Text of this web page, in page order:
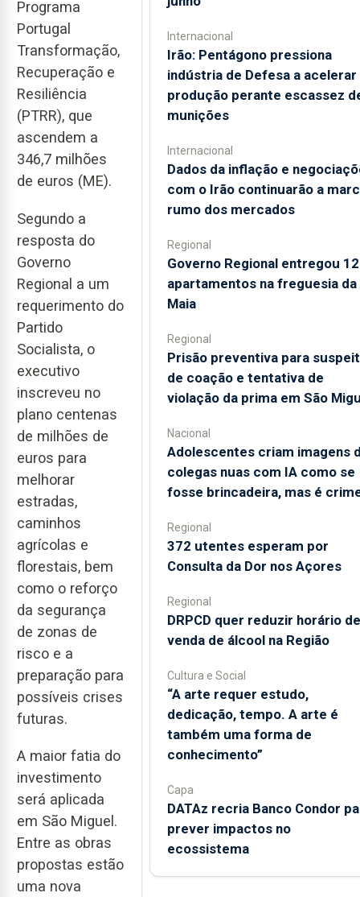
Programa
Portugal
Transformação,
Recuperação e
Resiliência
(PTRR), que
ascendem a
346,7 milhões
de euros (ME).
Segundo a
resposta do
Governo
Regional a um
requerimento do
Partido
Socialista, o
executivo
inscreveu no
plano centenas
de milhões de
euros para
melhorar
estradas,
caminhos
agrícolas e
florestais, bem
como o reforço
da segurança
de zonas de
risco e a
preparação para
possíveis crises
futuras.
A maior fatia do
investimento
será aplicada
em São Miguel.
Entre as obras
propostas estão
uma nova
Internacional
Irão: Pentágono pressiona
indústria de Defesa a acelerar
produção perante escassez
munições
Internacional
Dados da inflação e
com o Irão continuarão a
rumo dos mercados
Regional
Governo Regional entregou 12
apartamentos na freguesia da
Maia
Regional
Prisão preventiva para
de coação e tentativa de
violação da prima em São
Nacional
Adolescentes criam imagens
colegas nuas com IA como se
fosse brincadeira, mas é
Regional
372 utentes esperam por
Consulta da Dor nos Açores
Regional
DRPCD quer reduzir horário de
venda de álcool na Região
Cultura e Social
“A arte requer estudo,
dedicação, tempo. A arte é
também uma forma de
conhecimento”
Capa
DATAz recria Banco Condor
prever impactos no
ecossistema